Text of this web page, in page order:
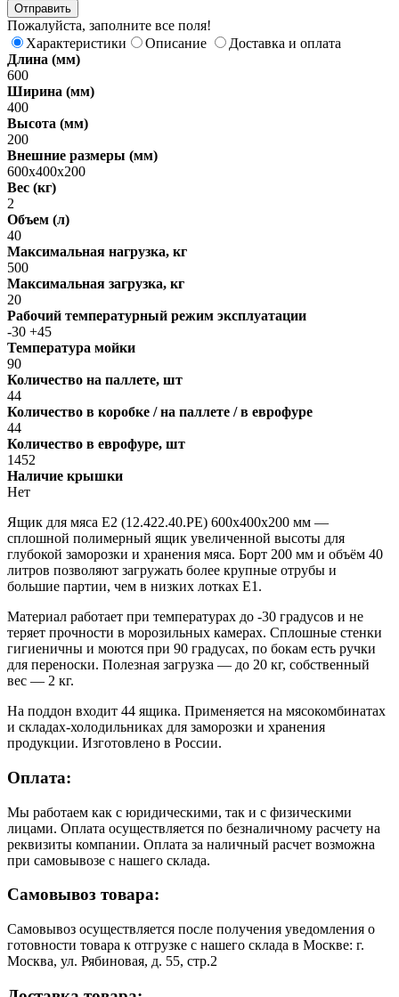
Пожалуйста, заполните все поля!
Характеристики
Описание
Доставка и оплата
Длина (мм)
600
Ширина (мм)
400
Высота (мм)
200
Внешние размеры (мм)
600х400х200
Вес (кг)
2
Объем (л)
40
Максимальная нагрузка, кг
500
Максимальная загрузка, кг
20
Рабочий температурный режим эксплуатации
-30 +45
Температура мойки
90
Количество на паллете, шт
44
Количество в коробке / на паллете / в еврофуре
44
Количество в еврофуре, шт
1452
Наличие крышки
Нет
Ящик для мяса Е2 (12.422.40.PE) 600х400х200 мм —
сплошной полимерный ящик увеличенной высоты для
глубокой заморозки и хранения мяса. Борт 200 мм и объём 40
литров позволяют загружать более крупные отрубы и
большие партии, чем в низких лотках Е1.
Материал работает при температурах до -30 градусов и не
теряет прочности в морозильных камерах. Сплошные стенки
гигиеничны и моются при 90 градусах, по бокам есть ручки
для переноски. Полезная загрузка — до 20 кг, собственный
вес — 2 кг.
На поддон входит 44 ящика. Применяется на мясокомбинатах
и складах-холодильниках для заморозки и хранения
продукции. Изготовлено в России.
Оплата:
Мы работаем как с юридическими, так и с физическими
лицами. Оплата осуществляется по безналичному расчету на
реквизиты компании. Оплата за наличный расчет возможна
при самовывозе с нашего склада.
Самовывоз товара:
Самовывоз осуществляется после получения уведомления о
готовности товара к отгрузке с нашего склада в Москве: г.
Москва, ул. Рябиновая, д. 55, стр.2